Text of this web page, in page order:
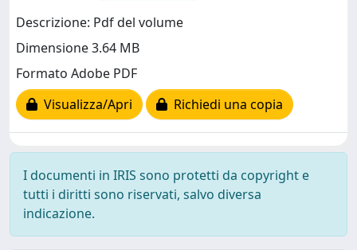
Descrizione: Pdf del volume
Dimensione 3.64 MB
Formato Adobe PDF
Visualizza/Apri
Richiedi una copia
I documenti in IRIS sono protetti da copyright e
tutti i diritti sono riservati, salvo diversa
indicazione.